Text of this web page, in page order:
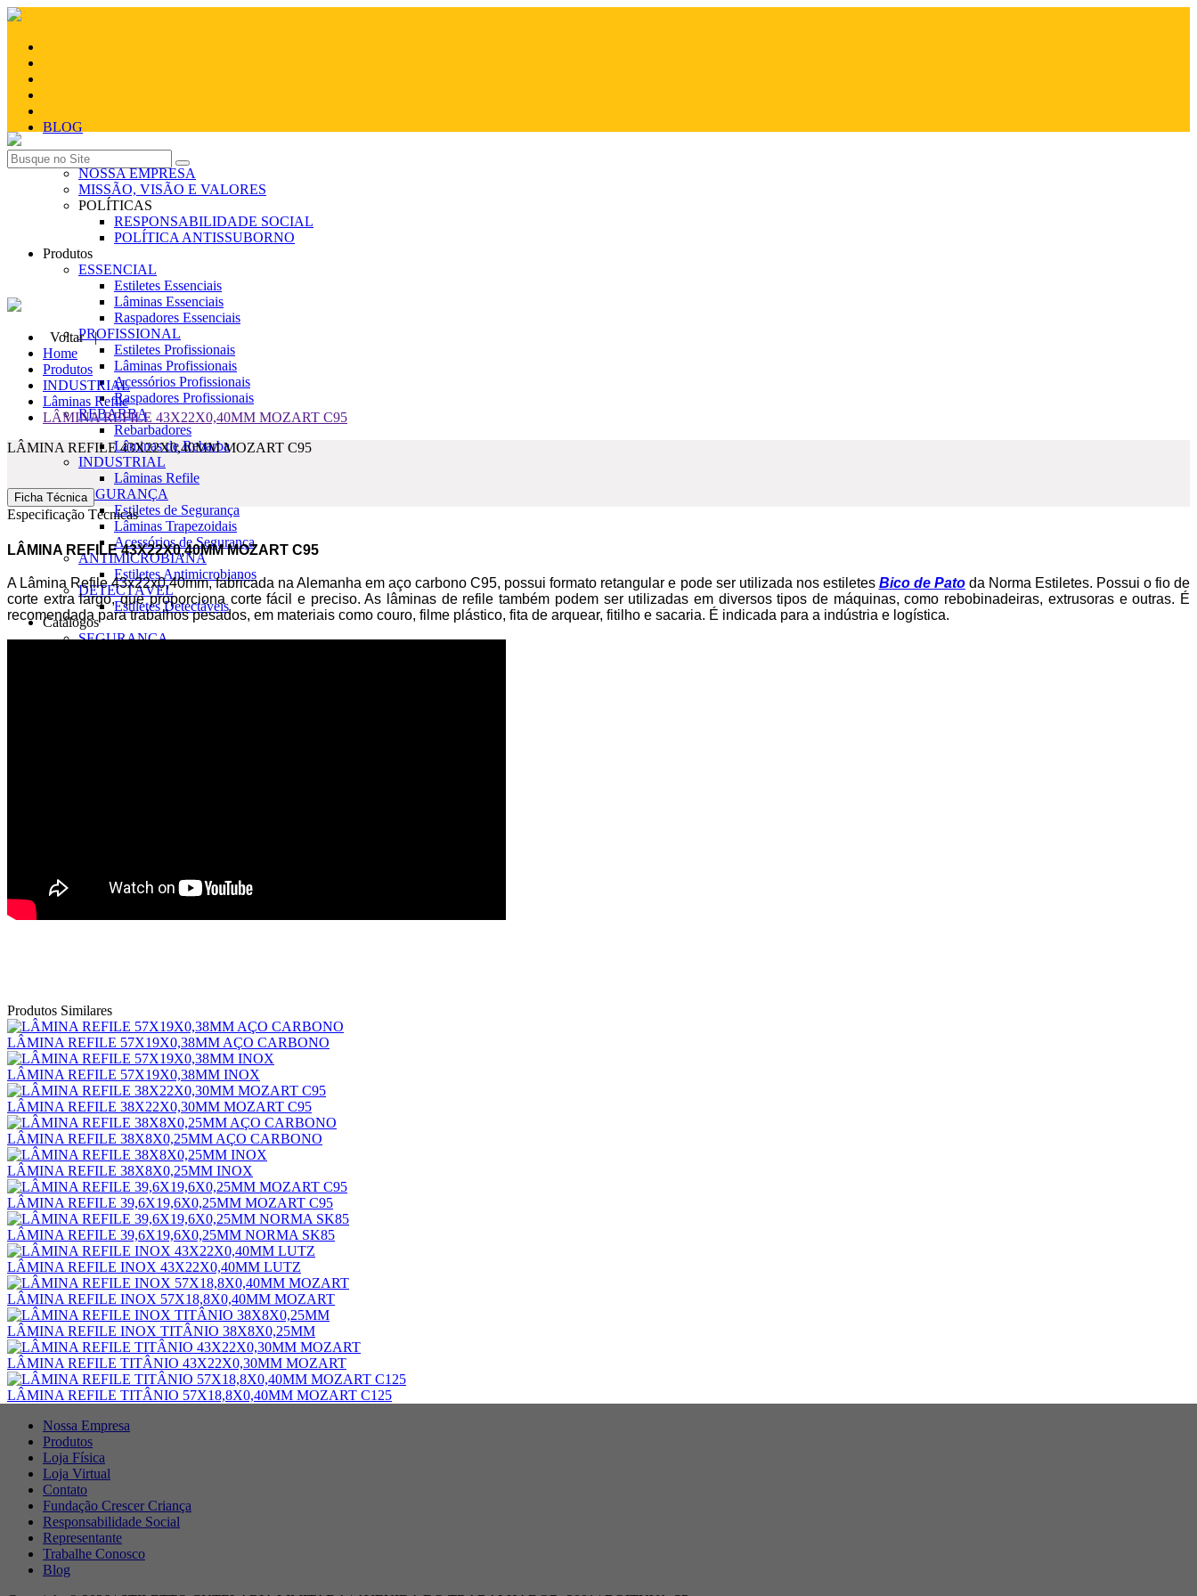
BLOG
Quem Somos
NOSSA EMPRESA
MISSÃO, VISÃO E VALORES
POLÍTICAS
RESPONSABILIDADE SOCIAL
POLÍTICA ANTISSUBORNO
Produtos
ESSENCIAL
Estiletes Essenciais
Lâminas Essenciais
Raspadores Essenciais
PROFISSIONAL
Estiletes Profissionais
Lâminas Profissionais
Acessórios Profissionais
Raspadores Profissionais
REBARBA
Rebarbadores
Lâminas de Rebarba
INDUSTRIAL
Lâminas Refile
SEGURANÇA
Estiletes de Segurança
Lâminas Trapezoidais
Acessórios de Segurança
ANTIMICROBIANA
Estiletes Antimicrobianos
DETECTÁVEL
Estiletes Detectáveis
Catálogos
SEGURANÇA
Voltar |
Home
Produtos
INDUSTRIAL
Lâminas Refile
LÂMINA REFILE 43X22X0,40MM MOZART C95
LÂMINA REFILE 43X22X0,40MM MOZART C95
Ficha Técnica
Especificação Técnicas
LÂMINA REFILE 43X22X0,40MM MOZART C95
A Lâmina Refile 43x22x0,40mm, fabricada na Alemanha em aço carbono C95, possui formato retangular e pode ser utilizada nos estiletes Bico de Patoda Norma Estiletes. Possui o fio de
corte extra largo, que proporciona corte fácil e preciso. As lâminas de refile também podem ser utilizadas em diversos tipos de máquinas, como rebobinadeiras, extrusoras e outras. É
recomendada para trabalhos pesados, em materiais como couro, filme plástico, fita de arquear, fitilho e sacaria. É indicada para a indústria e logística.
Produtos Similares
​LÂMINA REFILE 57X19X0,38MM AÇO CARBONO
​LÂMINA REFILE 57X19X0,38MM INOX
LÂMINA REFILE 38X22X0,30MM MOZART C95
LÂMINA REFILE 38X8X0,25MM AÇO CARBONO
LÂMINA REFILE 38X8X0,25MM INOX
LÂMINA REFILE 39,6X19,6X0,25MM MOZART C95
LÂMINA REFILE 39,6X19,6X0,25MM NORMA SK85
LÂMINA REFILE INOX 43X22X0,40MM LUTZ
LÂMINA REFILE INOX 57X18,8X0,40MM MOZART
LÂMINA REFILE INOX TITÂNIO 38X8X0,25MM
LÂMINA REFILE TITÂNIO 43X22X0,30MM MOZART
LÂMINA REFILE TITÂNIO 57X18,8X0,40MM MOZART C125
Nossa Empresa
Produtos
Loja Física
Loja Virtual
Contato
Fundação Crescer Criança
Responsabilidade Social
Representante
Trabalhe Conosco
Blog